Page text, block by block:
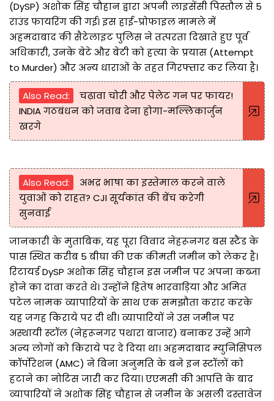
(DySP) अशोक सिंह चौहान द्वारा अपनी लाइसेंसी पिस्तौल से 5
राउंड फायरिंग की गई। इस हाई-प्रोफाइल मामले में
अहमदाबाद की सैटेलाइट पुलिस ने तत्परता दिखाते हुए पूर्व
अधिकारी, उनके बेटे और बेटी को हत्या के प्रयास (Attempt
to Murder) और अन्य धाराओं के तहत गिरफ्तार कर लिया है।
Also Read:
चढ़ावा चोरी और पेलेट गन पर फायर!
INDIA गठबंधन को जवाब देना होगा-मल्लिकार्जुन
खरगे
Also Read:
अभद्र भाषा का इस्तेमाल करने वाले
युवाओं को राहत? CJI सूर्यकांत की बेंच करेगी
सुनवाई
जानकारी के मुताबिक, यह पूरा विवाद नेहरूनगर बस स्टैंड के
पास स्थित करीब 5 बीघा की एक कीमती जमीन को लेकर है।
रिटायर्ड DySP अशोक सिंह चौहान इस जमीन पर अपना कब्जा
होने का दावा करते थे। उन्होंने हितेष भारवाड़िया और अमित
पटेल नामक व्यापारियों के साथ एक समझौता करार करके
यह जगह किराये पर दी थी। व्यापारियों ने उस जमीन पर
अस्थायी स्टॉल (नेहरूनगर पथारा बाजार) बनाकर उन्हें आगे
अन्य लोगों को किराये पर दे दिया था। अहमदाबाद म्युनिसिपल
कॉर्पोरेशन (AMC) ने बिना अनुमति के बने इन स्टॉलों को
हटाने का नोटिस जारी कर दिया। एएमसी की आपत्ति के बाद
व्यापारियों ने अशोक सिंह चौहान से जमीन के असली दस्तावेज